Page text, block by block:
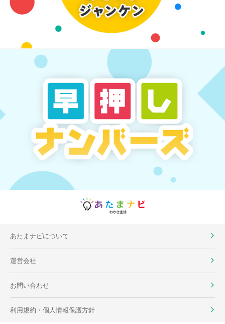
あたまナビについて
運営会社
お問い合わせ
利用規約・個人情報保護方針